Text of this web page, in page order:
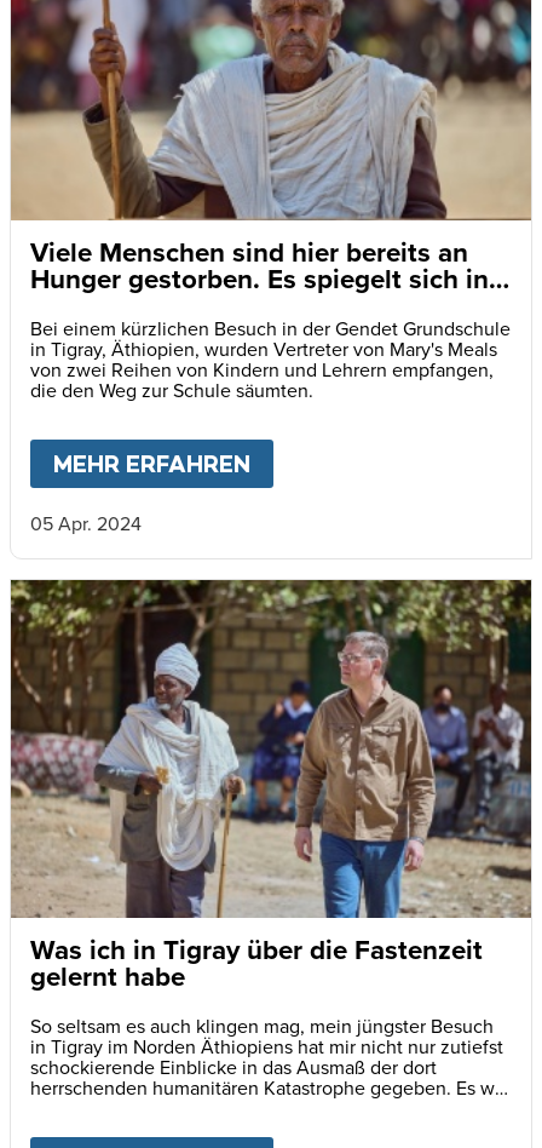
Viele Menschen sind hier bereits an
Hunger gestorben. Es spiegelt sich in
den Augen der Kinder wider
Bei einem kürzlichen Besuch in der Gendet Grundschule
in Tigray, Äthiopien, wurden Vertreter von Mary's Meals
von zwei Reihen von Kindern und Lehrern empfangen,
die den Weg zur Schule säumten.
MEHR ERFAHREN
05 Apr. 2024
Was ich in Tigray über die Fastenzeit
gelernt habe
So seltsam es auch klingen mag, mein jüngster Besuch
in Tigray im Norden Äthiopiens hat mir nicht nur zutiefst
schockierende Einblicke in das Ausmaß der dort
herrschenden humanitären Katastrophe gegeben. Es war